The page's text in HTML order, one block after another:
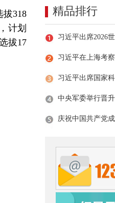
318
计划
拔17
精品排行
习近平在上海考察